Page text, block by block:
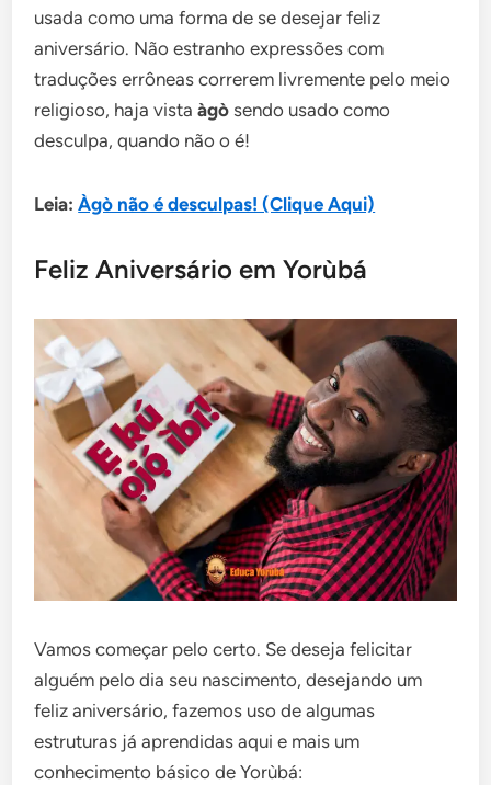
usada como uma forma de se desejar feliz
aniversário. Não estranho expressões com
traduções errôneas correrem livremente pelo meio
religioso, haja vistaàgò sendo usado como
desculpa, quando não o é!
Leia:Àgò não é desculpas! (Clique Aqui)
Feliz Aniversário em Yorùbá
Vamos começar pelo certo. Se deseja felicitar
alguém pelo dia seu nascimento, desejando um
feliz aniversário, fazemos uso de algumas
estruturas já aprendidas aqui e mais um
conhecimento básico de Yorùbá: